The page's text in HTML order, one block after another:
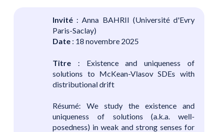
Invité : Anna BAHRII (Université d'Evry
Paris-Saclay)
Date : 18 novembre 2025
Titre : Existence and uniqueness of
solutions to McKean-Vlasov SDEs with
distributional drift
Résumé: We study the existence and
uniqueness of solutions (a.k.a. well-
posedness) in weak and strong senses for